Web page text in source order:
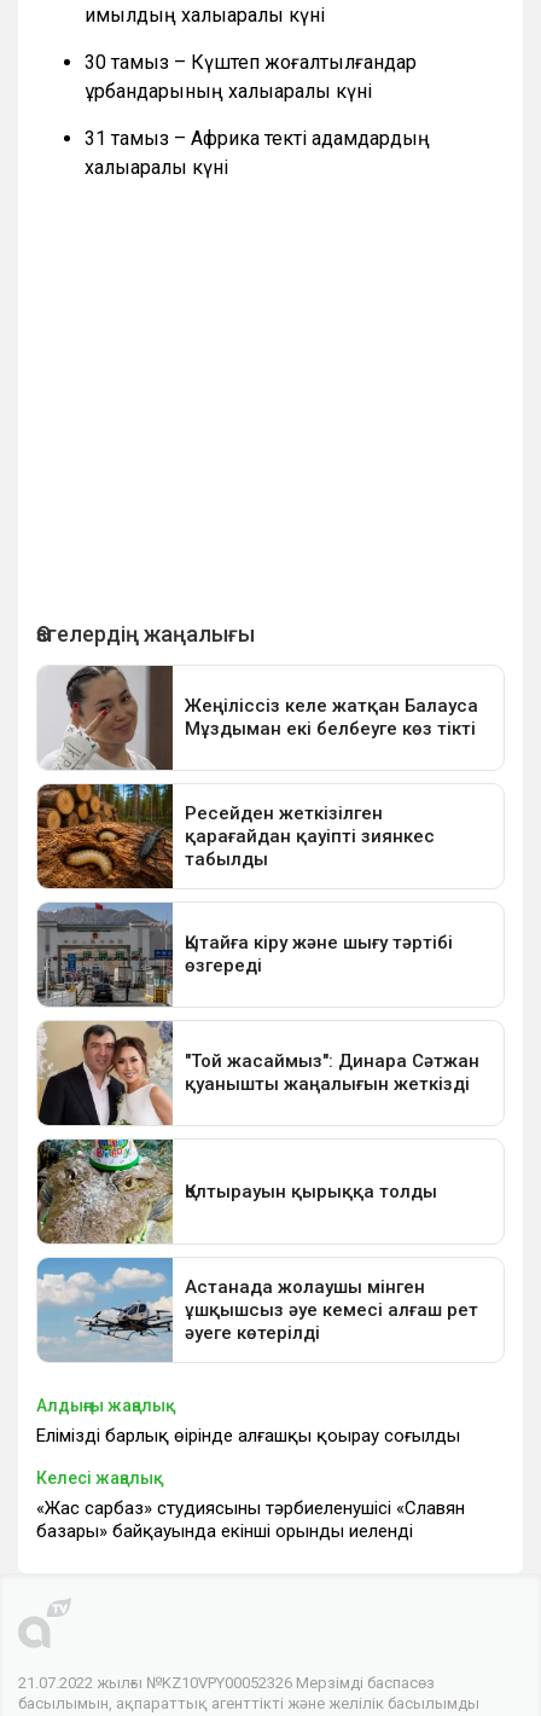
қимылдың халықаралық күні
30 тамыз – Күштеп жоғалтылғандар
құрбандарының халықаралық күні
31 тамыз – Африка текті адамдардың
халықаралық күні
Алдыңғы жаңалық
Еліміздің барлық өңірінде алғашқы қоңырау соғылды
Келесі жаңалық
«Жас сарбаз» студиясының тәрбиеленушісі «Славян
базары» байқауында екінші орынды иеленді
21.07.2022 жылғы №KZ10VPY00052326 Мерзімді баспасөз
басылымын, ақпараттық агенттікті және желілік басылымды